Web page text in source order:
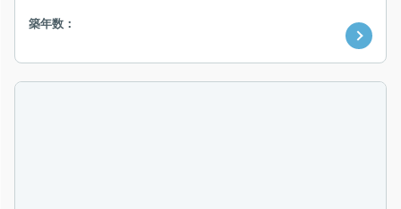
築年数：